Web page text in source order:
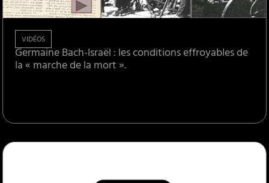
VIDÉOS
Germaine Bach-Israël : les conditions effroyables de
la « marche de la mort ».